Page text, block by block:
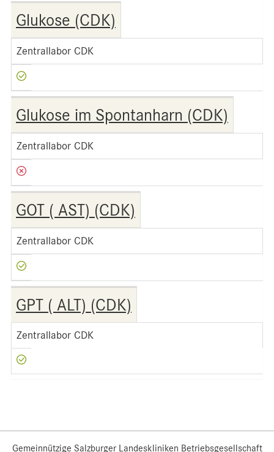
Glukose (CDK)
Zentrallabor CDK
Glukose im Spontanharn (CDK)
Zentrallabor CDK
GOT ( AST) (CDK)
Zentrallabor CDK
GPT ( ALT) (CDK)
Zentrallabor CDK
Gemeinnützige Salzburger Landeskliniken Betriebsgesellschaft